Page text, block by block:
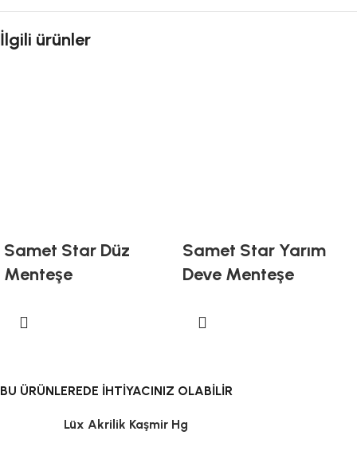
BU ÜRÜNLEREDE İHTİYACINIZ OLABİLİR
Lüx Akrilik Kaşmir Hg
İlgili ürünler
Samet Star Düz
Menteşe
Samet Star Yarım
Deve Menteşe